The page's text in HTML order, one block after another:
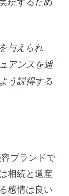
与えられ
アンスを通
う説得する
ブランドで
相続と遺産
感情は良い